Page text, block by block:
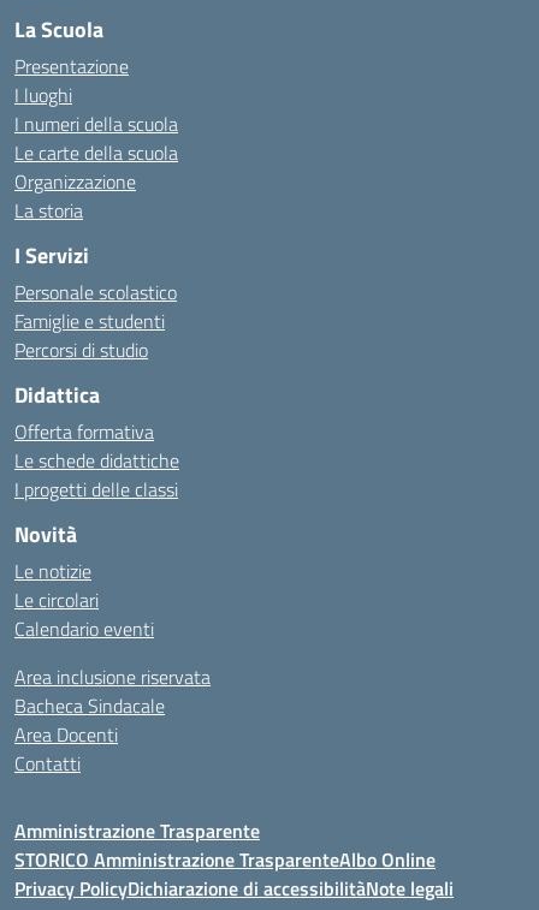
La Scuola
Presentazione
I luoghi
I numeri della scuola
Le carte della scuola
Organizzazione
La storia
I Servizi
Personale scolastico
Famiglie e studenti
Percorsi di studio
Didattica
Offerta formativa
Le schede didattiche
I progetti delle classi
Novità
Le notizie
Le circolari
Calendario eventi
Area inclusione riservata
Bacheca Sindacale
Area Docenti
Contatti
Amministrazione Trasparente
STORICO Amministrazione TrasparenteAlbo Online
Privacy PolicyDichiarazione di accessibilitàNote legali